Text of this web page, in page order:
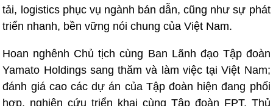
tải, logistics phục vụ ngành bán dẫn, cũng như sự phát
triển nhanh, bền vững nói chung của Việt Nam.
Hoan nghênh Chủ tịch cùng Ban Lãnh đạo Tập đoàn
Yamato Holdings sang thăm và làm việc tại Việt Nam;
đánh giá cao các dự án của Tập đoàn hiện đang phối
hợp, nghiên cứu triển khai cùng Tập đoàn FPT, Thủ